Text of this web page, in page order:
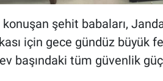
şehit babaları,
için gece gündüz büyük
başındaki tüm güvenlik